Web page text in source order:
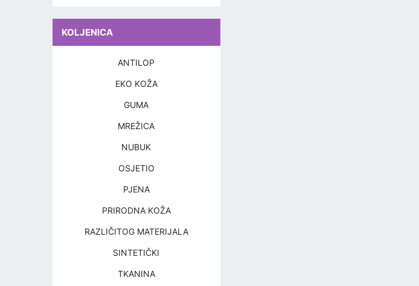
KOLJENICA
ANTILOP
EKO KOŽA
GUMA
MREŽICA
NUBUK
OSJETIO
PJENA
PRIRODNA KOŽA
RAZLIČITOG MATERIJALA
SINTETIČKI
TKANINA